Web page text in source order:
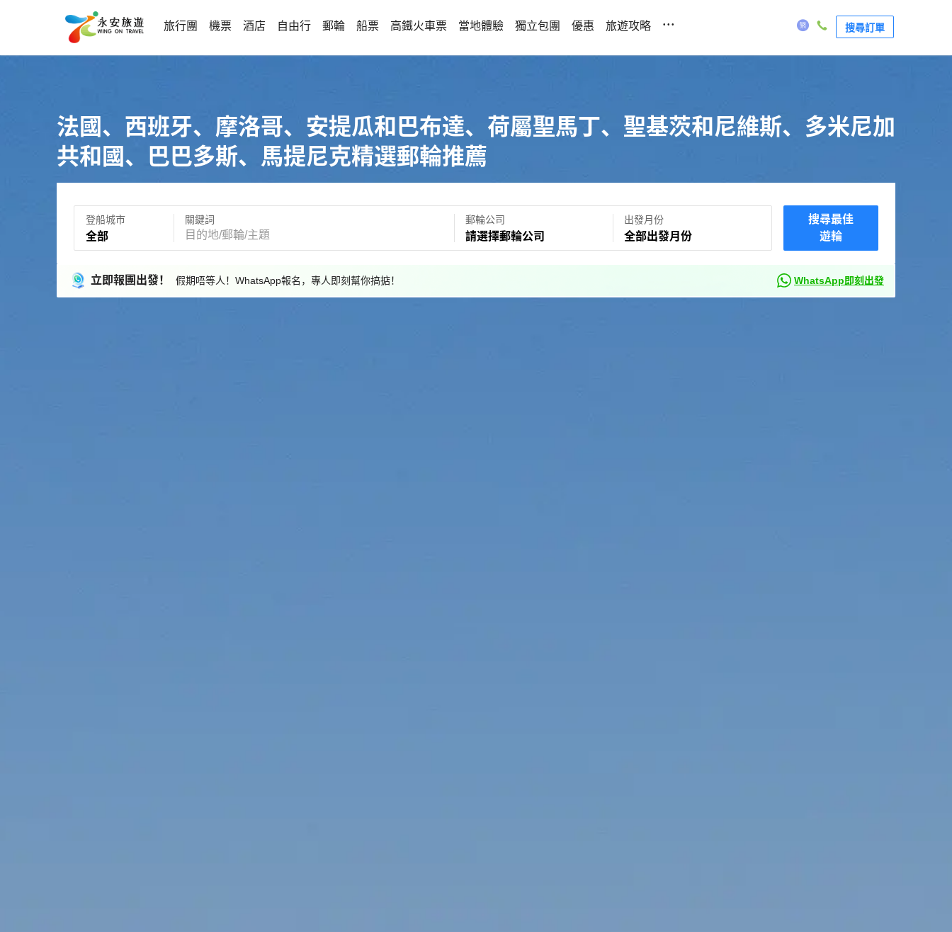
旅行團 機票 酒店 自由行 郵輪 船票 高鐵火車票 當地體驗 獨立包團 優惠 旅遊攻略 ... 搜尋訂單
法國、西班牙、摩洛哥、安提瓜和巴布達、荷屬聖馬丁、聖基茨和尼維斯、多米尼加
共和國、巴巴多斯、馬提尼克精選郵輪推薦
登船城市
全部
關鍵詞 郵輪公司
請選擇郵輪公司
出發月份
全部出發月份
搜尋最佳
遊輪
立即報團出發！ 假期唔等人！WhatsApp報名，專人即刻幫你搞掂！ WhatsApp即刻出發